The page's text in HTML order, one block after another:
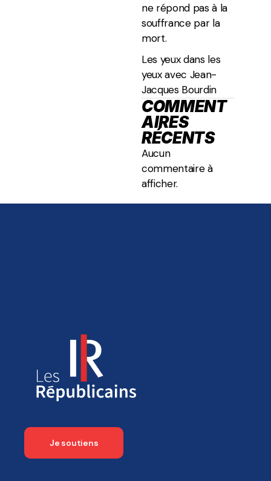
ne répond pas à la
souffrance par la
mort.
Les yeux dans les
yeux avec Jean-
Jacques Bourdin
COMMENT
AIRES
RÉCENTS
Aucun
commentaire à
afficher.
Je soutiens